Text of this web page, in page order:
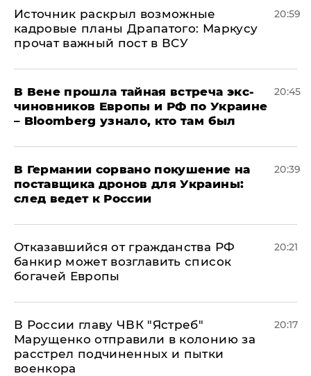
​Источник раскрыл возможные
кадровые планы Драпатого: Маркусу
прочат важный пост в ВСУ
20:59
В Вене прошла тайная встреча экс-
чиновников Европы и РФ по Украине
– Bloomberg узнало, кто там был
20:45
​В Германии сорвано покушение на
поставщика дронов для Украины:
след ведет к России
20:39
Отказавшийся от гражданства РФ
банкир может возглавить список
богачей Европы
20:21
В России главу ЧВК "Ястреб"
Марущенко отправили в колонию за
расстрел подчиненных и пытки
военкора
20:17